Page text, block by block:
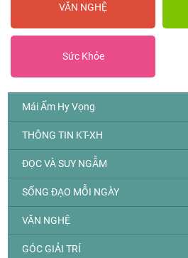
VĂN NGHỆ
Sức Khỏe
Mái Ấm Hy Vọng
THÔNG TIN KT-XH
ĐỌC VÀ SUY NGẪM
SỐNG ĐẠO MỖI NGÀY
VĂN NGHỆ
GÓC GIẢI TRÍ